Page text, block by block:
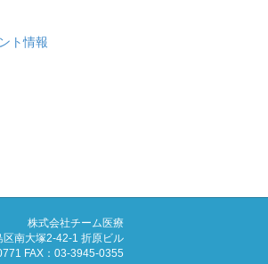
ト情報
株式会社チーム医療
南大塚2-42-1 折原ビル
FAX：03-3945-0355